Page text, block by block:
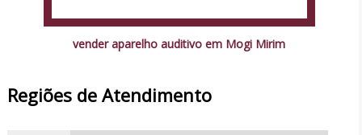
vender aparelho auditivo em Mogi Mirim
Regiões de Atendimento